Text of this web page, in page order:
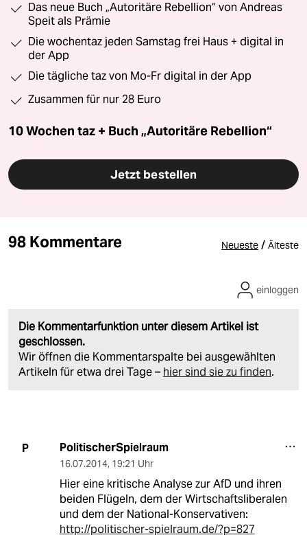
Das neue Buch „Autoritäre Rebellion“ von Andreas
Speit als Prämie
Die wochentaz jeden Samstag frei Haus + digital in
der App
Die tägliche taz von Mo-Fr digital in der App
Zusammen für nur 28 Euro
10 Wochen taz + Buch „Autoritäre Rebellion“
Jetzt bestellen
98 Kommentare Neueste / Älteste
Die Kommentarfunktion unter diesem Artikel ist
geschlossen.
Wir öffnen die Kommentarspalte bei ausgewählten
Artikeln für etwa drei Tage – hier sind sie zu finden.
einloggen
P PolitischerSpielraum
16.07.2014, 19:21 Uhr
Hier eine kritische Analyse zur AfD und ihren
beiden Flügeln, dem der Wirtschaftsliberalen
und dem der National-Konservativen:
http://politischer-spielraum.de/?p=827